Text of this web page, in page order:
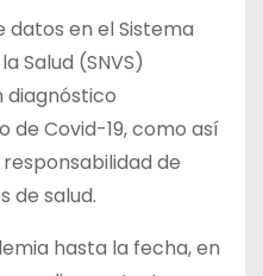
datos en el Sistema
Salud (SNVS)
diagnóstico
de Covid-19, como así
de
de salud.
hasta la fecha, en